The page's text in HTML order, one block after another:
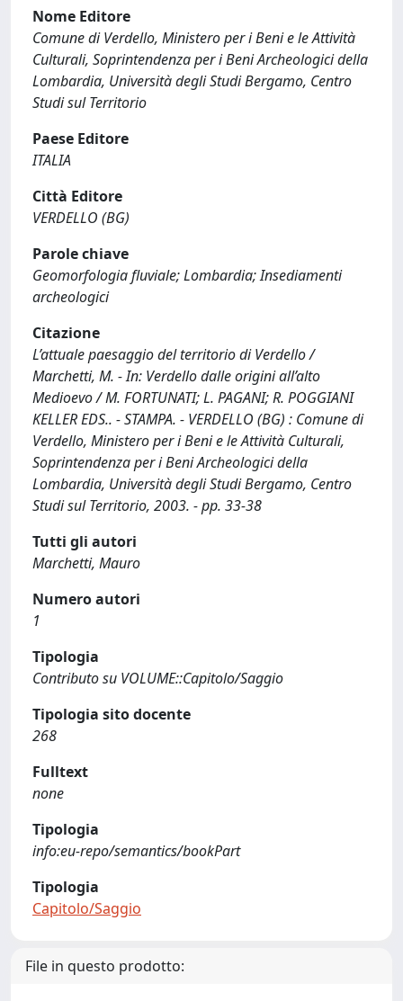
Nome Editore
Comune di Verdello, Ministero per i Beni e le Attività
Culturali, Soprintendenza per i Beni Archeologici della
Lombardia, Università degli Studi Bergamo, Centro
Studi sul Territorio
Paese Editore
ITALIA
Città Editore
VERDELLO (BG)
Parole chiave
Geomorfologia fluviale; Lombardia; Insediamenti
archeologici
Citazione
L’attuale paesaggio del territorio di Verdello /
Marchetti, M. - In: Verdello dalle origini all’alto
Medioevo / M. FORTUNATI; L. PAGANI; R. POGGIANI
KELLER EDS.. - STAMPA. - VERDELLO (BG) : Comune di
Verdello, Ministero per i Beni e le Attività Culturali,
Soprintendenza per i Beni Archeologici della
Lombardia, Università degli Studi Bergamo, Centro
Studi sul Territorio, 2003. - pp. 33-38
Tutti gli autori
Marchetti, Mauro
Numero autori
1
Tipologia
Contributo su VOLUME::Capitolo/Saggio
Tipologia sito docente
268
Fulltext
none
Tipologia
info:eu-repo/semantics/bookPart
Tipologia
Capitolo/Saggio
File in questo prodotto: